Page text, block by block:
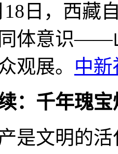
18日，西藏
体意识——
观展。 中新
：千年瑰
文明的活